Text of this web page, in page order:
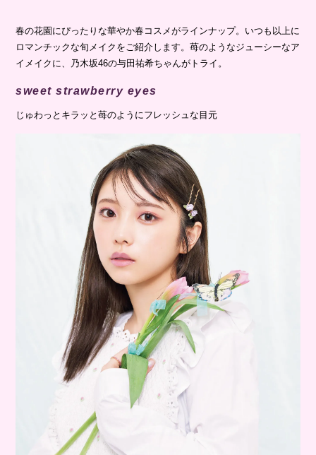
春の花園にぴったりな華やか春コスメがラインナップ。いつも以上に
ロマンチックな旬メイクをご紹介します。苺のようなジューシーなア
イメイクに、乃木坂46の与田祐希ちゃんがトライ。
sweet strawberry eyes
じゅわっとキラッと苺のようにフレッシュな目元